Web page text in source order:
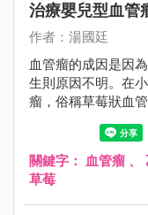
治療嬰兒型血管
作者：湯國廷
血管瘤的成因是因
生則原因不明。在
瘤，俗稱草莓狀血管
關鍵字： 血管瘤 、
草莓